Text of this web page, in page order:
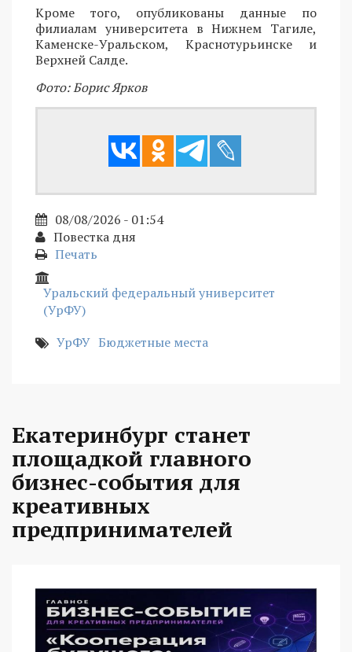
Кроме того, опубликованы данные по
филиалам университета в Нижнем Тагиле,
Каменске-Уральском, Краснотурьинске и
Верхней Салде.
Фото: Борис Ярков
08/08/2026 - 01:54
Повестка дня
Печать
Уральский федеральный университет
(УрФУ)
УрФУ Бюджетные места
Екатеринбург станет
площадкой главного
бизнес-события для
креативных
предпринимателей